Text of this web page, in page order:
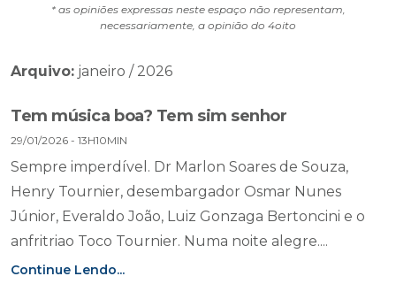
* as opiniões expressas neste espaço não representam,
necessariamente, a opinião do 4oito
Arquivo: janeiro / 2026
Tem música boa? Tem sim senhor
29/01/2026 - 13H10MIN
Sempre imperdível. Dr Marlon Soares de Souza,
Henry Tournier, desembargador Osmar Nunes
Júnior, Everaldo João, Luiz Gonzaga Bertoncini e o
anfritriao Toco Tournier. Numa noite alegre....
Continue Lendo...